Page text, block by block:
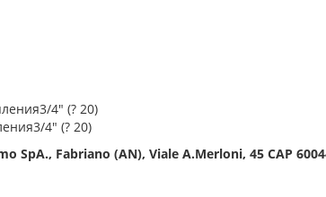
4" (? 20)
4" (? 20)
SpA., Fabriano (AN), Viale A.Merloni, 45 CAP